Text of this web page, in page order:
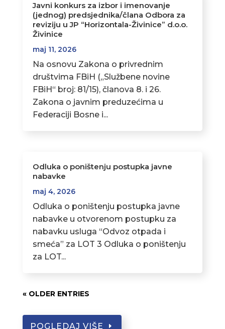
Javni konkurs za izbor i imenovanje
(jednog) predsjednika/člana Odbora za
reviziju u JP “Horizontala-Živinice” d.o.o.
Živinice
maj 11, 2026
Na osnovu Zakona o privrednim
društvima FBiH („Službene novine
FBiH“ broj: 81/15), članova 8. i 26.
Zakona o javnim preduzećima u
Federaciji Bosne i...
Odluka o poništenju postupka javne
nabavke
maj 4, 2026
Odluka o poništenju postupka javne
nabavke u otvorenom postupku za
nabavku usluga “Odvoz otpada i
smeća” za LOT 3 Odluka o poništenju
za LOT...
« OLDER ENTRIES
POGLEDAJ VIŠE